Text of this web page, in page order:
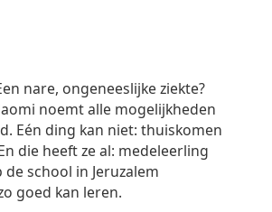
nare, ongeneeslijke ziekte?
noemt alle mogelijkheden
Eén ding kan niet: thuiskomen
die heeft ze al: medeleerling
school in Jeruzalem
goed kan leren.